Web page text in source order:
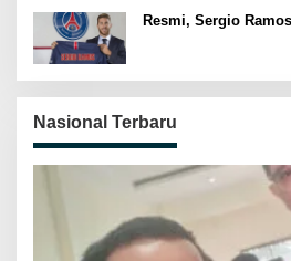
Resmi, Sergio
Nasional Terbaru